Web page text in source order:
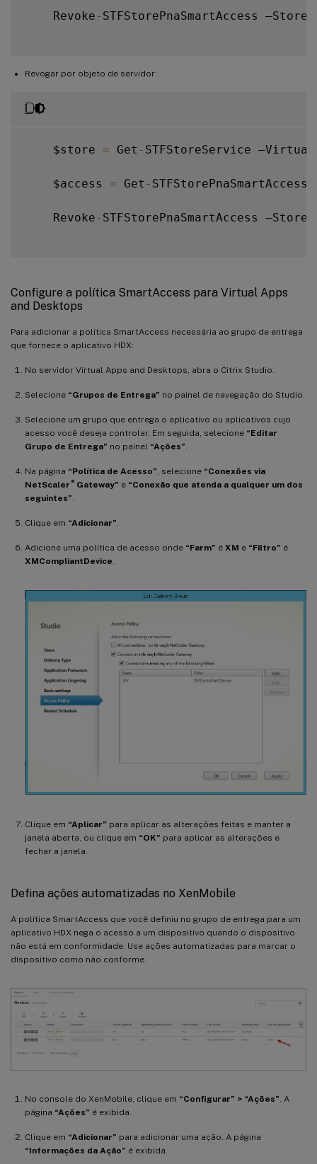
    Revoke
- STFStorePnaSmartAccess
Revogar por objeto de servidor:
    $store
= Get - STFStoreService
    $access
= Get -
    Revoke
- STFStorePnaSmartAccess
Configure a política SmartAccess para Virtual Apps
and Desktops
Para adicionar a política SmartAccess necessária ao grupo de entrega
que fornece o aplicativo HDX:
No servidor Virtual Apps and Desktops, abra o Citrix Studio.
Selecione “Grupos de Entrega” no painel de navegação do Studio.
Selecione um grupo que entrega o aplicativo ou aplicativos cujo
acesso você deseja controlar. Em seguida, selecione “Editar
Grupo de Entrega” no painel “Ações”.
Na página “Política de Acesso”, selecione “Conexões via
NetScaler ®Gateway” e “Conexão que atenda a qualquer um dos
seguintes”.
Clique em “Adicionar”.
Adicione uma política de acesso onde “Farm” é XM e “Filtro” é
XMCompliantDevice.
Clique em “Aplicar” para aplicar as alterações feitas e manter a
janela aberta, ou clique em “OK” para aplicar as alterações e
fechar a janela.
Defina ações automatizadas no XenMobile
A política SmartAccess que você definiu no grupo de entrega para um
aplicativo HDX nega o acesso a um dispositivo quando o dispositivo
não está em conformidade. Use ações automatizadas para marcar o
dispositivo como não conforme.
No console do XenMobile, clique em “Configurar” > “Ações”. A
página “Ações” é exibida.
Clique em “Adicionar” para adicionar uma ação. A página
“Informações da Ação” é exibida.